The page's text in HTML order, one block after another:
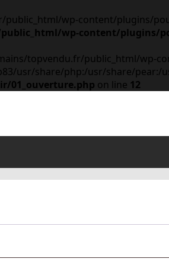
wp-content/plugins/
wp-content/plugins/
topvendu.fr/public_html/wp-
usr/share/php:/usr/share/pear:/
01_ouverture.php on line 12